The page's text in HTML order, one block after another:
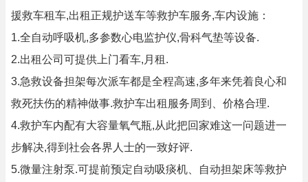
援救车租车,出租正规护送车等救护车服务,车内设施：
1.全自动呼吸机,多参数心电监护仪,骨科气垫等设备.
2.出租公司可提供上门看车,月租.
3.急救设备担架每次派车都是全程高速,多年来凭着良心和
救死扶伤的精神做事.救护车出租服务周到、价格合理.
4.救护车内配有大容量氧气瓶,从此把回家难这一问题进一
步解决,得到社会各界人士的一致好评.
5.微量注射泵.可提前预定自动吸痰机、自动担架床等救护